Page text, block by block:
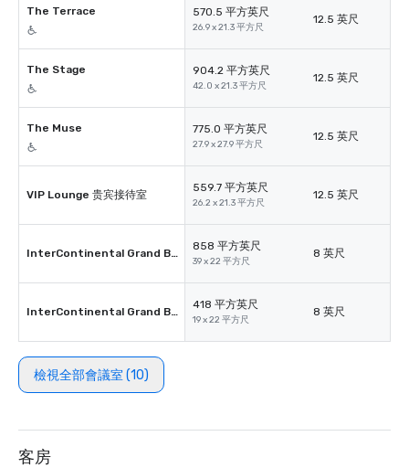
The Terrace 570.5 平方英尺
26.9 x 21.3 平方尺
12.5 英尺
The Stage 904.2 平方英尺
42.0 x 21.3 平方尺
12.5 英尺
The Muse 775.0 平方英尺
27.9 x 27.9 平方尺
12.5 英尺
VIP Lounge 贵宾接待室
559.7 平方英尺
26.2 x 21.3 平方尺
12.5 英尺
InterContinental Grand Ballroom
858 平方英尺
39 x 22 平方尺
8 英尺
InterContinental Grand BallroomⅠ
418 平方英尺
19 x 22 平方尺
8 英尺
檢視全部會議室 (10)
客房